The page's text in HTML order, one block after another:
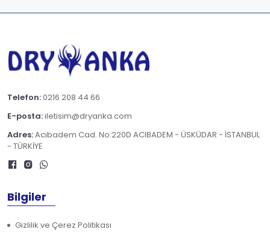
Telefon:0216 208 44 66
E-posta:iletisim@dryanka.com
Adres:Acıbadem Cad. No:220D ACIBADEM - ÜSKÜDAR - İSTANBUL
- TÜRKİYE
Bilgiler
Gizlilik ve Çerez Politikası